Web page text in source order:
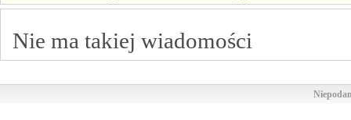
Nie ma takiej wiadomości